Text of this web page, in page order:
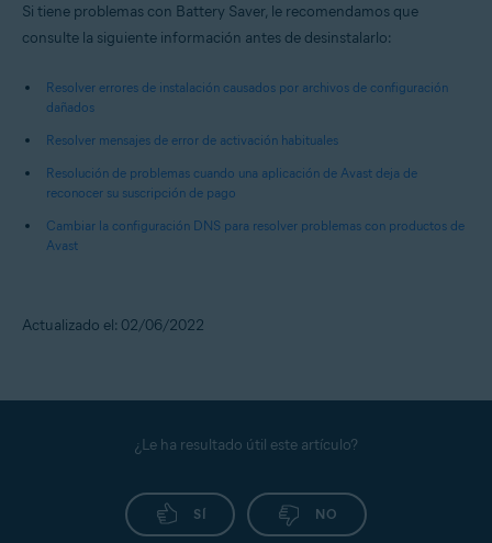
Si tiene problemas con Battery Saver, le recomendamos que
consulte la siguiente información antes de desinstalarlo:
Resolver errores de instalación causados por archivos de configuración
dañados
Resolver mensajes de error de activación habituales
Resolución de problemas cuando una aplicación de Avast deja de
reconocer su suscripción de pago
Cambiar la configuración DNS para resolver problemas con productos de
Avast
Actualizado el: 02/06/2022
¿Le ha resultado útil este artículo?
SÍ NO